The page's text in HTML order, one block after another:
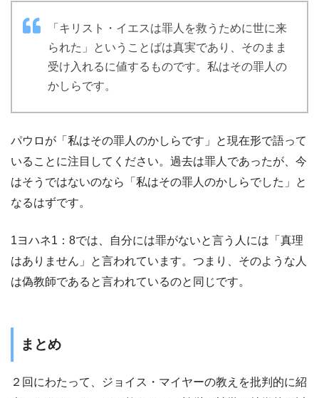
「キリスト・イエスは罪人を救うために世に来
られた」ということばは真実であり、そのまま
受け入れるに値するものです。私はその罪人の
かしらです。
パウロが「私はその罪人のかしらです」と現在形で語って
いることに注目してください。過去は罪人であったが、今
はそうではないのなら「私はその罪人のかしらでした」と
なるはずです。
1ヨハネ1：8では、自分には罪がないと言う人には「真理
はありません」と言われています。つまり、そのような人
は偽教師であると言われているのと同じです。
まとめ
２回にわたって、ジョイス・マイヤーの教えを批判的に紹